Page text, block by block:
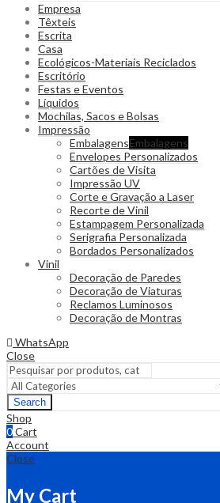
Empresa
Têxteis
Escrita
Casa
Ecológicos-Materiais Reciclados
Escritório
Festas e Eventos
Líquidos
Mochilas, Sacos e Bolsas
Impressão
EmbalagensEmbalagens
Envelopes Personalizados
Cartões de Visita
Impressão UV
Corte e Gravação a Laser
Recorte de Vinil
Estampagem Personalizada
Serigrafia Personalizada
Bordados Personalizados
Vinil
Decoração de Paredes
Decoração de Viaturas
Reclamos Luminosos
Decoração de Montras
WhatsApp
Close
Search
Shop
0Cart
Account
Close
My Cart